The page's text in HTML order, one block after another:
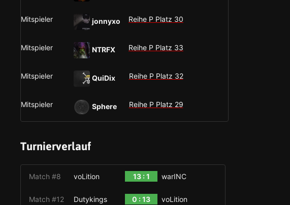
Mitspieler jonnyxo Reihe P Platz 30
Mitspieler NTRFX Reihe P Platz 33
Mitspieler QuiDix Reihe P Platz 32
Mitspieler Sphere Reihe P Platz 29
Turnierverlauf
Match #8 voLition 13 : 1 warINC
Match #12 Dutykings 0 : 13 voLition